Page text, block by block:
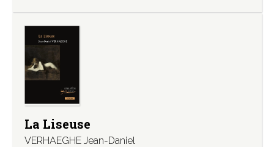
La Liseuse
VERHAEGHE Jean-Daniel